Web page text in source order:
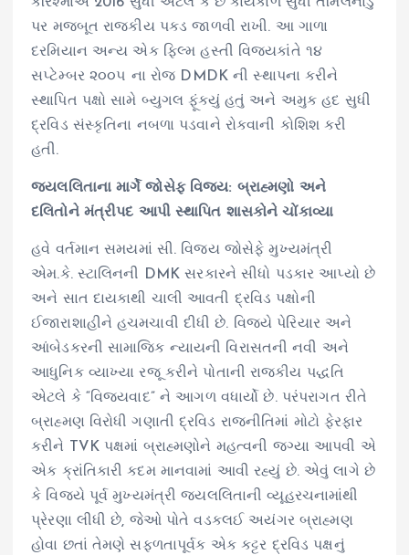
પર મજબૂત રાજકીય પકડ જાળવી રાખી. આ ગાળા
દરમિયાન અન્ય એક ફિલ્મ હસ્તી વિજયકાંતે ૧૪
સપ્ટેમ્બર ૨૦૦૫ ના રોજ DMDK ની સ્થાપના કરીને
સ્થાપિત પક્ષો સામે બ્યુગલ ફૂંક્યું હતું અને અમુક હદ સુધી
દ્રવિડ સંસ્કૃતિના નબળા પડવાને રોકવાની કોશિશ કરી
હતી.
જયલલિતાના માર્ગે જોસેફ વિજય: બ્રાહ્મણો અને
દલિતોને મંત્રીપદ આપી સ્થાપિત શાસકોને ચોંકાવ્યા
હવે વર્તમાન સમયમાં સી. વિજય જોસેફે મુખ્યમંત્રી
એમ.કે. સ્ટાલિનની DMK સરકારને સીધો પડકાર આપ્યો છે
અને સાત દાયકાથી ચાલી આવતી દ્રવિડ પક્ષોની
ઈજારાશાહીને હચમચાવી દીધી છે. વિજયે પેરિયાર અને
આંબેડકરની સામાજિક ન્યાયની વિરાસતની નવી અને
આધુનિક વ્યાખ્યા રજૂ કરીને પોતાની રાજકીય પદ્ધતિ
એટલે કે “વિજયવાદ” ને આગળ વધાર્યો છે. પરંપરાગત રીતે
બ્રાહ્મણ વિરોધી ગણાતી દ્રવિડ રાજનીતિમાં મોટો ફેરફાર
કરીને TVK પક્ષમાં બ્રાહ્મણોને મહત્વની જગ્યા આપવી એ
એક ક્રાંતિકારી કદમ માનવામાં આવી રહ્યું છે. એવું લાગે છે
કે વિજયે પૂર્વ મુખ્યમંત્રી જયલલિતાની વ્યૂહરચનામાંથી
પ્રેરણા લીધી છે, જેઓ પોતે વડકલઈ અયંગર બ્રાહ્મણ
હોવા છતાં તેમણે સફળતાપૂર્વક એક કટ્ટર દ્રવિડ પક્ષનું